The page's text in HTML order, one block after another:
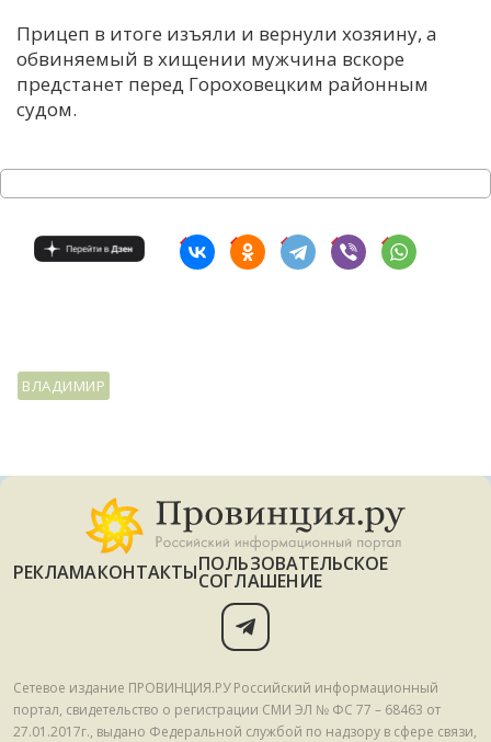
Прицеп в итоге изъяли и вернули хозяину, а
обвиняемый в хищении мужчина вскоре
предстанет перед Гороховецким районным
судом.
ВЛАДИМИР
РЕКЛАМАКОНТАКТЫПОЛЬЗОВАТЕЛЬСКОЕ
СОГЛАШЕНИЕ
Сетевое издание ПРОВИНЦИЯ.РУ Российский информационный
портал, свидетельство о регистрации СМИ ЭЛ № ФС 77 – 68463 от
27.01.2017г., выдано Федеральной службой по надзору в сфере связи,